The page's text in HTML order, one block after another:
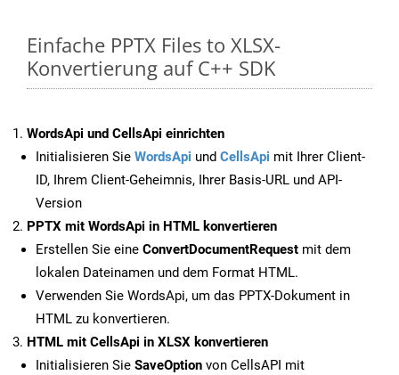
Einfache PPTX Files to XLSX-
Konvertierung auf C++ SDK
WordsApi und CellsApi einrichten
Initialisieren Sie WordsApi und CellsApi mit Ihrer Client-
ID, Ihrem Client-Geheimnis, Ihrer Basis-URL und API-
Version
PPTX mit WordsApi in HTML konvertieren
Erstellen Sie eine ConvertDocumentRequest mit dem
lokalen Dateinamen und dem Format HTML.
Verwenden Sie WordsApi, um das PPTX-Dokument in
HTML zu konvertieren.
HTML mit CellsApi in XLSX konvertieren
Initialisieren Sie SaveOption von CellsAPI mit